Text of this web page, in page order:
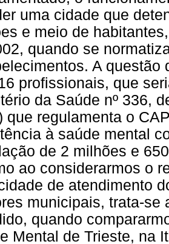
uma cidade que
e meio de
quando se
A questão
profissionais, que
da Saúde nº 336,
que regulamenta o
à saúde mental
de 2 milhões e
ao considerarmos o
de atendimento
municipais, trata-se
quando
Mental de Trieste, na